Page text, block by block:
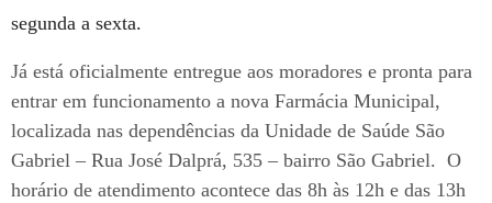
segunda a sexta.
Já está oficialmente entregue aos moradores e pronta para
entrar em funcionamento a nova Farmácia Municipal,
localizada nas dependências da Unidade de Saúde São
Gabriel – Rua José Dalprá, 535 – bairro São Gabriel. O
horário de atendimento acontece das 8h às 12h e das 13h